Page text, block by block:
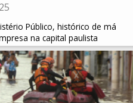
Público, histórico de má
na capital paulista